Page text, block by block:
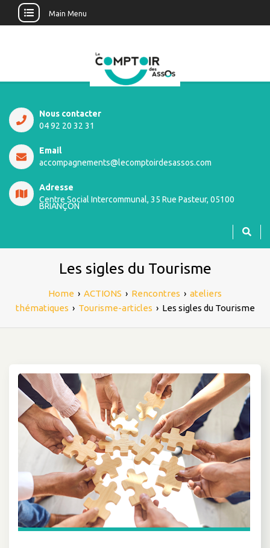
Main Menu
Nous contacter
04 92 20 32 31
Email
accompagnements@lecomptoirdesassos.com
Adresse
Centre Social Intercommunal, 35 Rue Pasteur, 05100
BRIANÇON
Les sigles du Tourisme
Home › ACTIONS › Rencontres › ateliers
thématiques › Tourisme-articles › Les sigles du Tourisme